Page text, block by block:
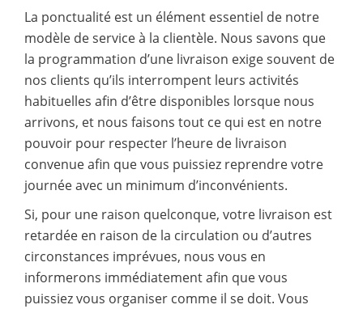
La ponctualité est un élément essentiel de notre
modèle de service à la clientèle. Nous savons que
la programmation d’une livraison exige souvent de
nos clients qu’ils interrompent leurs activités
habituelles afin d’être disponibles lorsque nous
arrivons, et nous faisons tout ce qui est en notre
pouvoir pour respecter l’heure de livraison
convenue afin que vous puissiez reprendre votre
journée avec un minimum d’inconvénients.
Si, pour une raison quelconque, votre livraison est
retardée en raison de la circulation ou d’autres
circonstances imprévues, nous vous en
informerons immédiatement afin que vous
puissiez vous organiser comme il se doit. Vous